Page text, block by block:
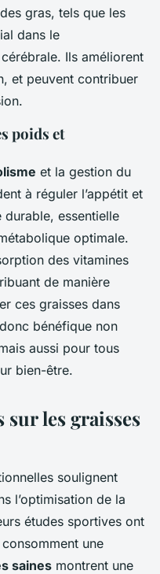
gras, tels que les
dans le
Ils améliorent
et peuvent contribuer
poids et
et la gestion du
à réguler l’appétit et
durable, essentielle
optimale.
des vitamines
de manière
ces graisses dans
bénéfique non
aussi pour tous
bien-être.
sur les graisses
soulignent
l’optimisation de la
études sportives ont
une
saines montrent une